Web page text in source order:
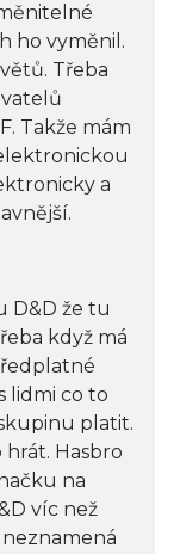
ho vyměnil.
Třeba
Takže mám
a
D&D že tu
když má
lidmi co to
platit.
Hasbro
na
víc než